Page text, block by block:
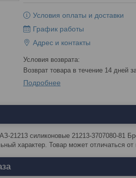
Условия оплаты и доставки
График работы
Адрес и контакты
возврат товара в течение 14 дней
Подробнее
21213 силиконовые 21213-3707080-81
характер. Товар может отличаться